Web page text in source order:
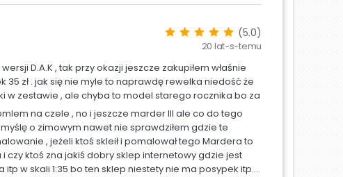
(5.0)
20 lat-s-temu
D.A.K , tak przy okazji jeszcze zakupiłem właśnie
zł . jak się nie myle to naprawdę rewelka niedość że
w zestawie , ale chyba to model starego rocznika bo za
na czele , no i jeszcze marder III ale co do tego
o zimowym nawet nie sprawdziłem gdzie te
, jeżeli ktoś skleił i pomalował tego Mardera to
ktoś zna jakiś dobry sklep internetowy gdzie jest
w skali 1:35 bo ten sklep niestety nie ma posypek itp....